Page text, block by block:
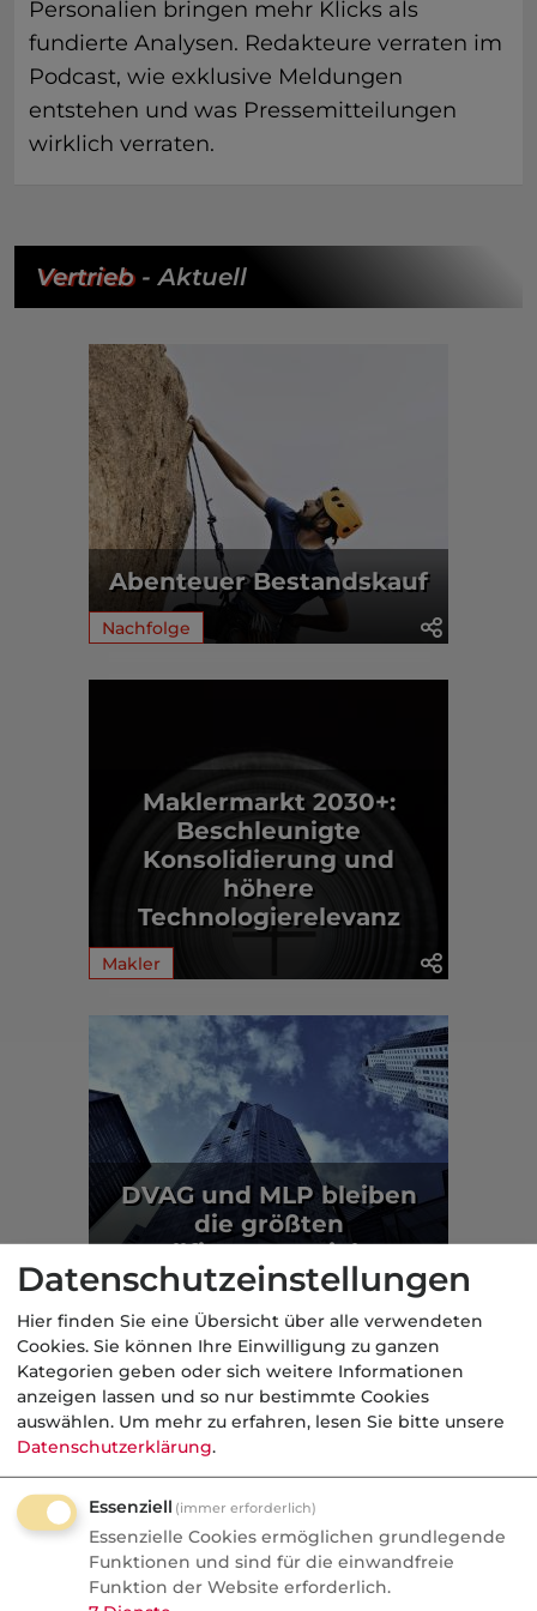
Personalien bringen mehr Klicks als
fundierte Analysen. Redakteure verraten im
Podcast, wie exklusive Meldungen
entstehen und was Pressemitteilungen
wirklich verraten.
Vertrieb- Aktuell
Abenteuer Bestandskauf
Nachfolge
Maklermarkt 2030+:
Beschleunigte
Konsolidierung und
höhere
Technologierelevanz
Makler
DVAG und MLP bleiben
die größten
Allfinanzvertriebe
Beratung
Aus der dvb-Redaktion
Makler
Check24 gibt eigene
Baufinanzierungsvermittlung
Datenschutzeinstellungen
Hier finden Sie eine Übersicht über alle verwendeten
Cookies. Sie können Ihre Einwilligung zu ganzen
Kategorien geben oder sich weitere Informationen
anzeigen lassen und so nur bestimmte Cookies
auswählen. Um mehr zu erfahren, lesen Sie bitte unsere
Datenschutzerklärung.
Essenziell (immer erforderlich)
Essenzielle Cookies ermöglichen grundlegende
Funktionen und sind für die einwandfreie
Funktion der Website erforderlich.